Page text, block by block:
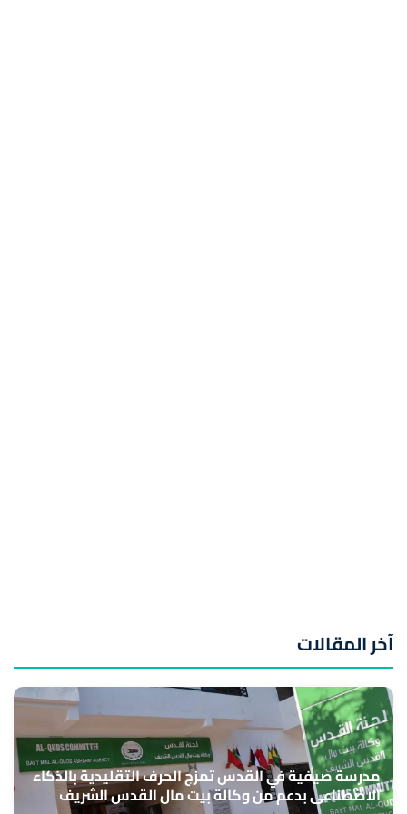
آخر المقالات
مدرسة صيفية في القدس تمزج الحرف التقليدية بالذكاء
الاصطناعي بدعم من وكالة بيت مال القدس الشريف